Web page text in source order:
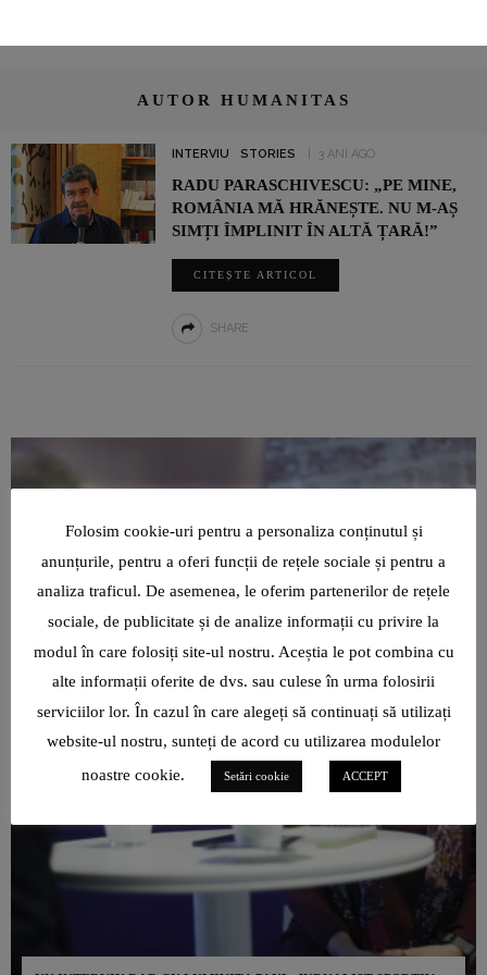
AUTOR HUMANITAS
INTERVIU STORIES 3 ANI AGO
RADU PARASCHIVESCU: „PE MINE,
ROMÂNIA MĂ HRĂNEȘTE. NU M-AȘ
SIMȚI ÎMPLINIT ÎN ALTĂ ȚARĂ!”
CITEȘTE ARTICOL
SHARE
Folosim cookie-uri pentru a personaliza conținutul și
anunțurile, pentru a oferi funcții de rețele sociale și pentru a
analiza traficul. De asemenea, le oferim partenerilor de rețele
sociale, de publicitate și de analize informații cu privire la
modul în care folosiți site-ul nostru. Aceștia le pot combina cu
alte informații oferite de dvs. sau culese în urma folosirii
serviciilor lor. În cazul în care alegeți să continuați să utilizați
website-ul nostru, sunteți de acord cu utilizarea modulelor
noastre cookie.
Setări cookie ACCEPT